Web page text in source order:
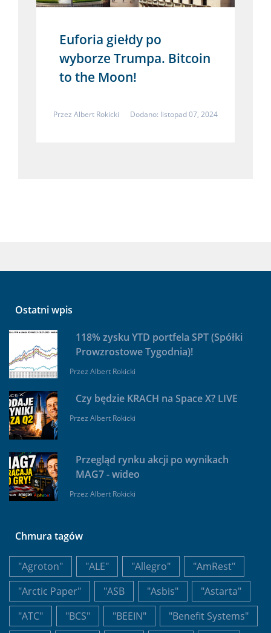
Euforia giełdy po
wyborze Trumpa. Bitcoin
to the Moon!
Przez Albert Rokicki Dodano: listopad 07, 2024
Ostatni wpis
118% zysku YTD portfela SPT (Spółki
Prowzrostowe Tygodnia)!
Przez Albert Rokicki
Czy będzie KRACH na Space X? LIVE
Przez Albert Rokicki
Przegląd rynku akcji po wynikach
MAG7 - wideo
Przez Albert Rokicki
Chmura tagów
"Agroton" "ALE" "Allegro"
"AmRest"
"Arctic Paper"
"ASB "Asbis"
"Astarta"
"ATC"
"BCS" "BEEIN"
"Benefit Systems"